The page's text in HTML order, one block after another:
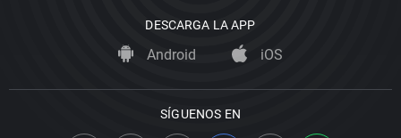
DESCARGA LA APP
Android iOS
SÍGUENOS EN